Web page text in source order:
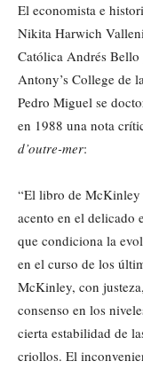
El economista e
Nikita Harwich
Católica Andrés Bello
Antony’s College de
Pedro Miguel se
en 1988 una nota
d’outre-mer:
“El libro de McKinley
acento en el
que condiciona la
en el curso de los
McKinley, con
consenso en los
cierta estabilidad de
criollos. El